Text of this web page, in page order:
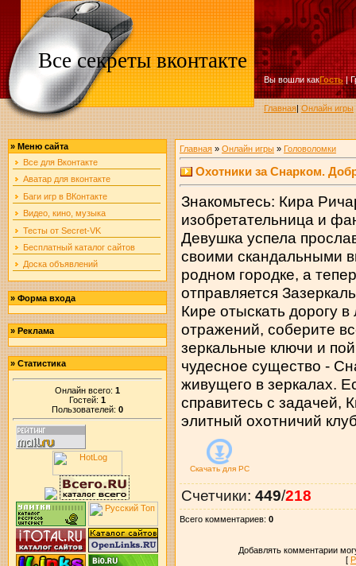
Все секреты вконтакте
Вы вошли какГость|
Главная|Онлайн игры
» Меню сайта
Все для Вконтакте
Аватар для вконтакте
Баги игр в ВКонтакте
Видео, кино, музыка
Тесты от Secret-VK
Бесплатный каталог сайтов
Доска объявлений
» Форма входа
» Реклама
» Статистика
Онлайн всего: 1
Гостей: 1
Пользователей: 0
Главная» Онлайн игры» Головоломки
Охотники за Снарком.
Знакомьтесь: Кира
изобретательница и
Девушка успела
своими скандальными
родном городке, а
отправляется
Кире отыскать дорогу
отражений, соберите
зеркальные ключи и
чудесное существо -
живущего в зеркалах.
справитесь с задачей,
элитный охотничий
Скачать дляPC
Счетчики: 449/218
Всего комментариев: 0
Добавлять комментарии
[